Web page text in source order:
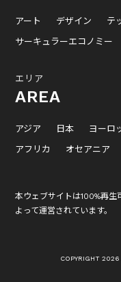
アート デザイン テ
サーキュラーエコノミー
エリア
AREA
アジア 日本 ヨーロ
アフリカ
オセアニア
本ウェブサイトは100%再生
よって運営されています。
COPYRIGHT 2026